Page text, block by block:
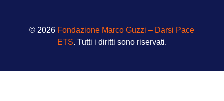
© 2026 Fondazione Marco Guzzi – Darsi Pace
ETS. Tutti i diritti sono riservati.